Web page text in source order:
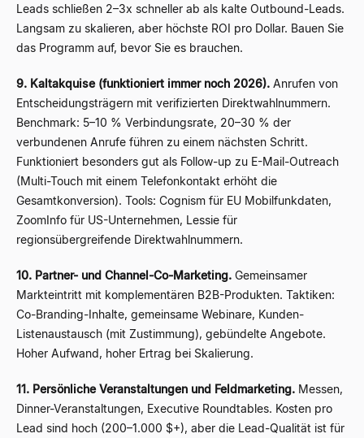
Leads schließen 2–3x schneller ab als kalte Outbound-Leads.
Langsam zu skalieren, aber höchste ROI pro Dollar. Bauen Sie
das Programm auf, bevor Sie es brauchen.
9. Kaltakquise (funktioniert immer noch 2026). Anrufen von
Entscheidungsträgern mit verifizierten Direktwahlnummern.
Benchmark: 5–10 % Verbindungsrate, 20–30 % der
verbundenen Anrufe führen zu einem nächsten Schritt.
Funktioniert besonders gut als Follow-up zu E-Mail-Outreach
(Multi-Touch mit einem Telefonkontakt erhöht die
Gesamtkonversion). Tools: Cognism für EU Mobilfunkdaten,
ZoomInfo für US-Unternehmen, Lessie für
regionsübergreifende Direktwahlnummern.
10. Partner- und Channel-Co-Marketing. Gemeinsamer
Markteintritt mit komplementären B2B-Produkten. Taktiken:
Co-Branding-Inhalte, gemeinsame Webinare, Kunden-
Listenaustausch (mit Zustimmung), gebündelte Angebote.
Hoher Aufwand, hoher Ertrag bei Skalierung.
11. Persönliche Veranstaltungen und Feldmarketing. Messen,
Dinner-Veranstaltungen, Executive Roundtables. Kosten pro
Lead sind hoch (200–1.000 $+), aber die Lead-Qualität ist für